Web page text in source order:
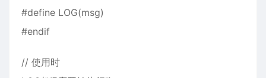
#define LOG(msg)
#endif
// 使用时